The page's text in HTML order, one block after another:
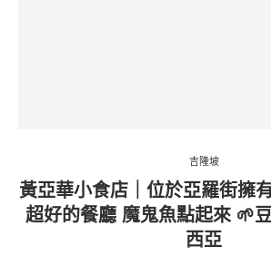
吉隆坡
黃亞華小食店｜位於亞羅街擁
超好的餐廳 魔鬼魚點起來 🌱
西亞